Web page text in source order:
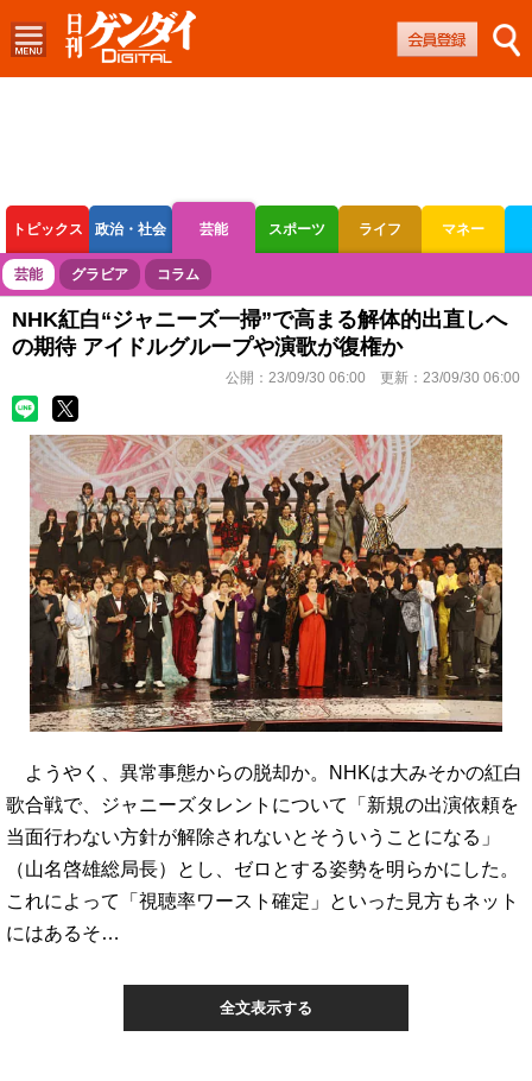
トピックス 政治・社会 芸能 スポーツ ライフ マネー
ボートレース 競輪 オートレース
芸能 グラビア コラム
NHK紅白“ジャニーズ一掃”で高まる解体的出直しへ
の期待 アイドルグループや演歌が復権か
公開： 23/09/30 06:00 更新： 23/09/30 06:00
ようやく、異常事態からの脱却か。NHKは大みそかの紅白
歌合戦で、ジャニーズタレントについて「新規の出演依頼を
当面行わない方針が解除されないとそういうことになる」
（山名啓雄総局長）とし、ゼロとする姿勢を明らかにした。
これによって「視聴率ワースト確定」といった見方もネット
にはあるそ…
全文表示する